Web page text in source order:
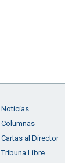
Noticias
Columnas
Cartas al Director
Tribuna Libre